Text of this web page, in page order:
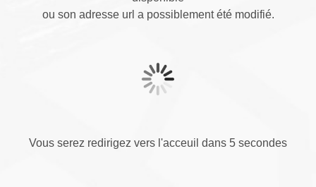
ou son adresse url a possiblement été modifié.
Vous serez redirigez vers l'acceuil dans 5 secondes